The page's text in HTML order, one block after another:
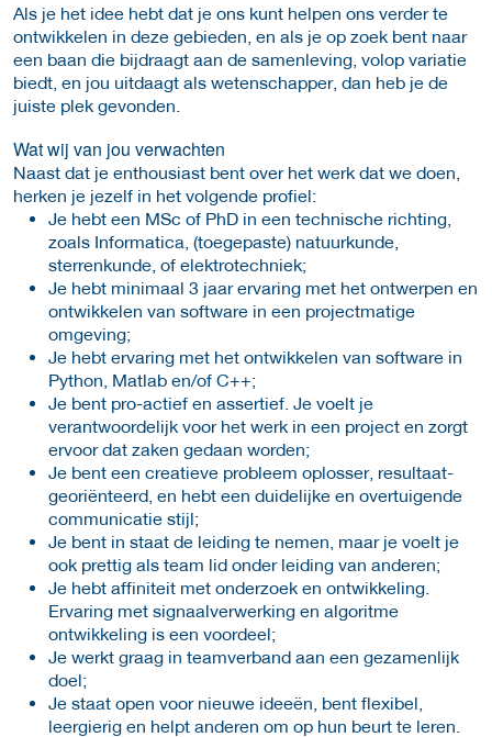
Als je het idee hebt dat je ons kunt helpen ons verder te
ontwikkelen in deze gebieden, en als je op zoek bent naar
een baan die bijdraagt aan de samenleving, volop variatie
biedt, en jou uitdaagt als wetenschapper, dan heb je de
juiste plek gevonden.
Wat wij van jou verwachten
Naast dat je enthousiast bent over het werk dat we doen,
herken je jezelf in het volgende profiel:
Je hebt een MSc of PhD in een technische richting,
zoals Informatica, (toegepaste) natuurkunde,
sterrenkunde, of elektrotechniek;
Je hebt minimaal 3 jaar ervaring met het ontwerpen en
ontwikkelen van software in een projectmatige
omgeving;
Je hebt ervaring met het ontwikkelen van software in
Python, Matlab en/of C++;
Je bent pro-actief en assertief. Je voelt je
verantwoordelijk voor het werk in een project en zorgt
ervoor dat zaken gedaan worden;
Je bent een creatieve probleem oplosser, resultaat-
georiënteerd, en hebt een duidelijke en overtuigende
communicatie stijl;
Je bent in staat de leiding te nemen, maar je voelt je
ook prettig als team lid onder leiding van anderen;
Je hebt affiniteit met onderzoek en ontwikkeling.
Ervaring met signaalverwerking en algoritme
ontwikkeling is een voordeel;
Je werkt graag in teamverband aan een gezamenlijk
doel;
Je staat open voor nieuwe ideeën, bent flexibel,
leergierig en helpt anderen om op hun beurt te leren.